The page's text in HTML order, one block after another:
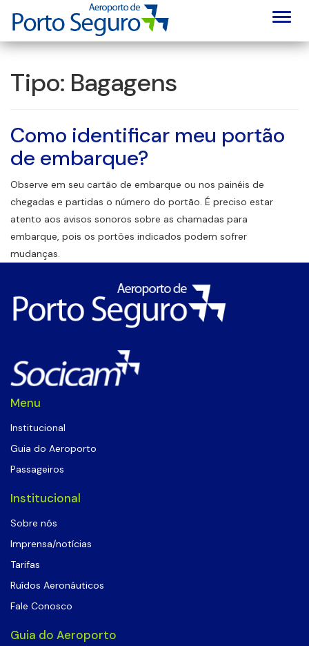
Tipo: Bagagens
Como identificar meu portão
de embarque?
Observe em seu cartão de embarque ou nos painéis de
chegadas e partidas o número do portão. É preciso estar
atento aos avisos sonoros sobre as chamadas para
embarque, pois os portões indicados podem sofrer
mudanças.
Menu
Institucional
Guia do Aeroporto
Passageiros
Institucional
Sobre nós
Imprensa/notícias
Tarifas
Ruídos Aeronáuticos
Fale Conosco
Guia do Aeroporto